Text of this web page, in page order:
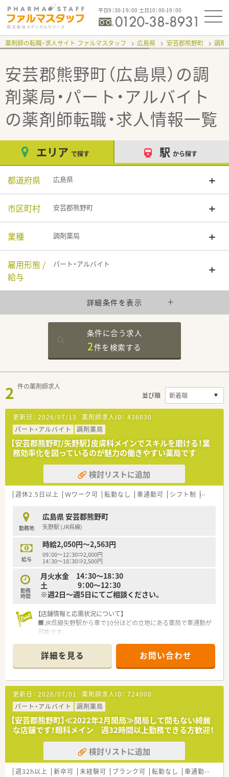
平日9：30-19：00 土日10：00-19：00
薬剤師の転職・求人サイト ファルマスタッフ 広島県 安芸郡熊野町 調剤
安芸郡熊野町（広島県）の調
剤薬局・パート・アルバイト
の薬剤師転職・求人情報一覧
エリア で探す 駅 から探す
都道府県 広島県
市区町村 安芸郡熊野町
業種 調剤薬局
雇用形態 /
給与
パート・アルバイト
詳細条件を表示
条件に合う求人
2件を検索する
2 件の薬剤師求人
並び順
更新日： 2026/07/13 薬剤師求人ID： 436030
パート・アルバイト
調剤薬局
【安芸郡熊野町/矢野駅】皮膚科メインでスキルを磨ける！業
務効率化を図っているのが魅力の働きやすい薬局です
検討リストに追加
週休2.5日以上 Ｗワーク可 転勤なし 車通勤可 シフト制 大手チ
勤務地
広島県 安芸郡熊野町
矢野駅 (JR呉線)
給与
時給2,050円～2,563円
09：00～12：30⇒2,000円
14：30～18：30⇒2,500円
勤務
時間
月火水金 14：30～18：30
土 9：00～12：30
※週2日～週5日にてご相談ください。
【店舗情報と応需状況について】
■JR呉線矢野駅から車で10分ほどの立地にある薬局で車通勤が
可能です。
枚ほど応需しています。
■常勤2名とパート3名、事務2名の計7名体制で常時3〜4名の薬
剤師が勤務中です。
【募集背景と求める人物像について】
■地域の患者さまへより質の高い医療を提供するために、正社員
薬剤師を増員募集しています。
■調剤薬局でのご経験を3年以上お持ちで、調剤業務を主体的に
行える方を求めています。
■患者さまと積極的にコミュニケーションを取り、丁寧な服薬指
導ができる方を歓迎しています。
【法人特徴について】
■広島県安芸郡と広島市東区に2店舗の調剤薬局を展開している
詳細を見る お問い合わせ
更新日： 2026/07/01 薬剤師求人ID： 724000
パート・アルバイト
調剤薬局
【安芸郡熊野町】≪2022年2月開局≫開局して間もない綺麗
な店舗です！眼科メイン 週32時間以上勤務できる方歓迎！
検討リストに追加
週32h以上 新卒可 未経験可 ブランク可 転勤なし 車通勤可